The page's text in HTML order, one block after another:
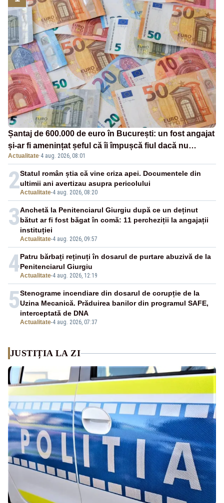
Șantaj de 600.000 de euro în București: un fost angajat
și-ar fi amenințat șeful că îi împușcă fiul dacă nu
primește banii
Actualitate·4 aug. 2026, 08:01
2Actualitate-4 aug. 2026, 08:20
Statul român știa că vine criza apei. Documentele din
ultimii ani avertizau asupra pericolului
3
Actualitate-4 aug. 2026, 09:57
Anchetă la Penitenciarul Giurgiu după ce un deținut
bătut ar fi fost băgat în comă: 11 percheziții la angajații
instituției
4Actualitate-4 aug. 2026, 12:19
Patru bărbați reținuți în dosarul de purtare abuzivă de la
Penitenciarul Giurgiu
5
Actualitate-4 aug. 2026, 07:37
Stenograme incendiare din dosarul de corupție de la
Uzina Mecanică. Prăduirea banilor din programul SAFE,
interceptată de DNA
JUSTIȚIA LA ZI